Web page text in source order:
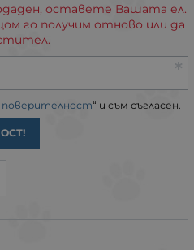
оставете Вашата ел.
го получим отново или да
“ и съм съгласен.